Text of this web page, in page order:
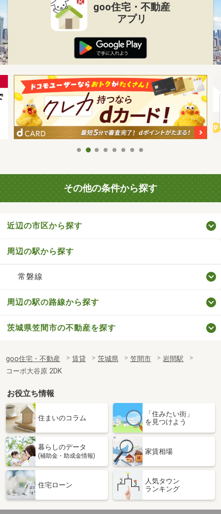
goo住宅・不動産
アプリ
その他の条件から探す
近辺の市区から探す
周辺の駅から探す
常磐線
周辺の駅の路線から探す
茨城県笠間市の不動産を探す
goo住宅・不動産 賃貸 茨城県 笠間市
岩間駅
コーポ大谷原 2DK
お役立ち情報
住まいのコラム
「住みたい街」
を見つけよう
暮らしのデータ
(補助金・助成金情報)
家賃相場
住宅ローン
人気タウン
ランキング